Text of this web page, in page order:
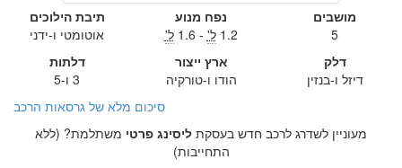
מושבים
5
נפח מנוע
1.2 ל' - 1.6 ל'
תיבת הילוכים
אוטומטי ו-ידני
דלק
דיזל ו-בנזין
ארץ ייצור
הודו ו-טורקיה
דלתות
3 ו-5
סיכום מלא של גרסאות הרכב
מעוניין לשדרג לרכב חדש בעסקת ליסינג פרטי משתלמת? (ללא
התחייבות)